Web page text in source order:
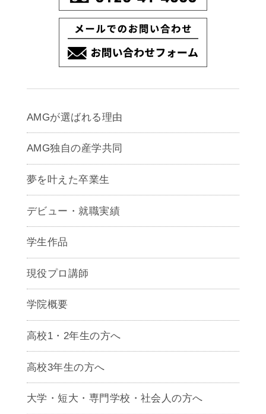
AMGが選ばれる理由
AMG独自の産学共同
夢を叶えた卒業生
デビュー・就職実績
学生作品
現役プロ講師
学院概要
高校1・2年生の方へ
高校3年生の方へ
大学・短大・専門学校・社会人の方へ